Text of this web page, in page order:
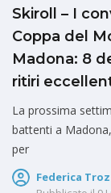
Skiroll – I
Coppa del
Madona: 8
ritiri
La prossima
battenti a
per
Federica